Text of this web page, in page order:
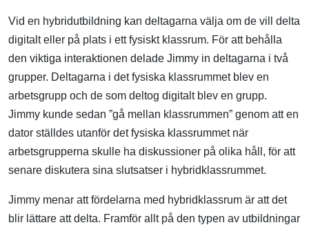
Vid en hybridutbildning kan deltagarna välja om de vill delta
digitalt eller på plats i ett fysiskt klassrum. För att behålla
den viktiga interaktionen delade Jimmy in deltagarna i två
grupper. Deltagarna i det fysiska klassrummet blev en
arbetsgrupp och de som deltog digitalt blev en grupp.
Jimmy kunde sedan ”gå mellan klassrummen” genom att en
dator ställdes utanför det fysiska klassrummet när
arbetsgrupperna skulle ha diskussioner på olika håll, för att
senare diskutera sina slutsatser i hybridklassrummet.
Jimmy menar att fördelarna med hybridklassrum är att det
blir lättare att delta. Framför allt på den typen av utbildningar